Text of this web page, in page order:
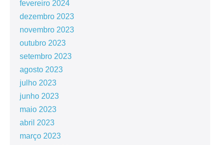
fevereiro 2024
dezembro 2023
novembro 2023
outubro 2023
setembro 2023
agosto 2023
julho 2023
junho 2023
maio 2023
abril 2023
março 2023